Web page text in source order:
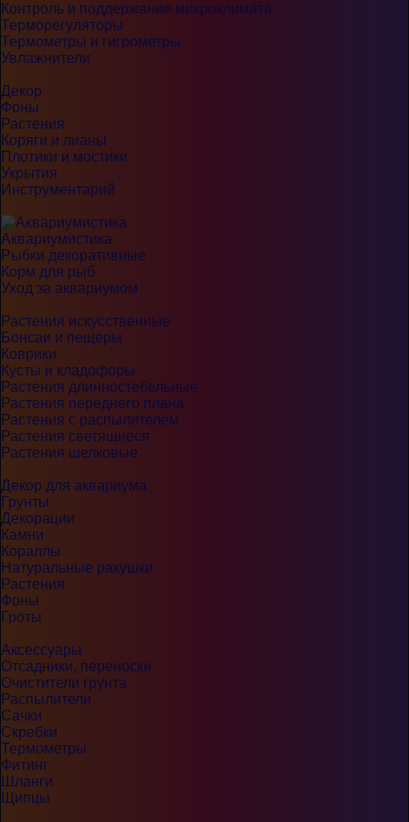
Контроль и поддержание микроклимата
Терморегуляторы
Термометры и гигрометры
Увлажнители
Декор
Фоны
Растения
Коряги и лианы
Плотики и мостики
Укрытия
Инструментарий
Аквариумистика
Рыбки декоративные
Корм для рыб
Уход за аквариумом
Растения искусственные
Бонсаи и пещеры
Коврики
Кусты и кладофоры
Растения длинностебельные
Растения переднего плана
Растения с распылителем
Растения светящиеся
Растения шелковые
Декор для аквариума
Грунты
Декорации
Камни
Кораллы
Натуральные ракушки
Растения
Фоны
Гроты
Аксессуары
Отсадники, переноски
Очистители грунта
Распылители
Сачки
Скребки
Термометры
Фитинг
Шланги
Щипцы